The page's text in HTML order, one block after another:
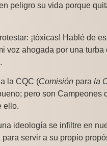
peligro su vida porque
¡tóxicas! Hablé de
voz ahogada por una
la CQC (Comisión para la
pero son Campeones
ello.
ideología se infiltre en
servir a su propio